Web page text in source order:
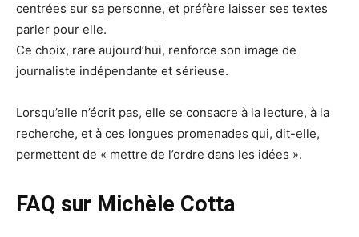
centrées sur sa personne, et préfère laisser ses textes
parler pour elle.
Ce choix, rare aujourd’hui, renforce son image de
journaliste indépendante et sérieuse.
Lorsqu’elle n’écrit pas, elle se consacre à la lecture, à la
recherche, et à ces longues promenades qui, dit-elle,
permettent de « mettre de l’ordre dans les idées ».
FAQ sur Michèle Cotta